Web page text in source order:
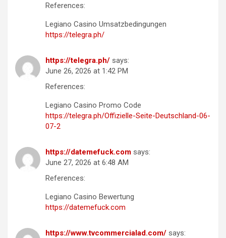
References:
Legiano Casino Umsatzbedingungen
https://telegra.ph/
https://telegra.ph/ says:
June 26, 2026 at 1:42 PM
References:
Legiano Casino Promo Code
https://telegra.ph/Offizielle-Seite-Deutschland-06-
07-2
https://datemefuck.com says:
June 27, 2026 at 6:48 AM
References:
Legiano Casino Bewertung
https://datemefuck.com
https://www.tvcommercialad.com/ says: